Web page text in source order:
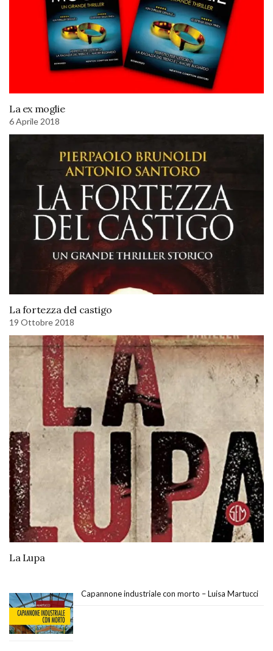
La ex moglie
6 Aprile 2018
La fortezza del castigo
19 Ottobre 2018
La Lupa
Capannone industriale con morto – Luisa Martucci